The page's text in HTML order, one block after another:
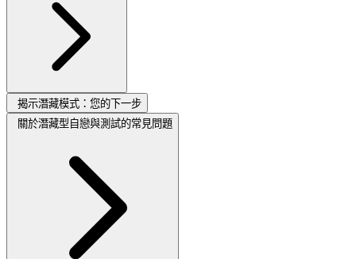
揭示潛藏模式：您的下一步
關於潛藏型自戀與測試的常見問題